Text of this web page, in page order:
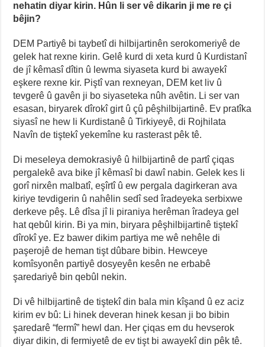
nehatin diyar kirin. Hûn li ser vê dikarin ji me re çi
bêjin?
DEM Partiyê bi taybetî di hilbijartinên serokomeriyê de
gelek hat rexne kirin. Gelê kurd di xeta kurd û Kurdistanî
de jî kêmasî dîtin û lewma siyaseta kurd bi awayekî
eşkere rexne kir. Piştî van rexneyan, DEM ket liv û
tevgerê û gavên ji bo siyaseteka nûh avêtin. Li ser van
esasan, biryarek dîrokî girt û çû pêşhilbijartinê. Ev pratîka
siyasî ne hew li Kurdistanê û Tirkiyeyê, di Rojhilata
Navîn de tiştekî yekemîne ku rasterast pêk tê.
Di meseleya demokrasiyê û hilbijartinê de partî çiqas
pergalekê ava bike jî kêmasî bi dawî nabin. Gelek kes li
gorî nirxên malbatî, eşîrtî û ew pergala dagirkeran ava
kiriye tevdigerin û nahêlin sedî sed îradeyeka serbixwe
derkeve pêş. Lê dîsa jî li piraniya herêman îradeya gel
hat qebûl kirin. Bi ya min, biryara pêşhilbijartinê tiştekî
dîrokî ye. Ez bawer dikim partiya me wê nehêle di
paşerojê de heman tişt dûbare bibin. Hewceye
komîsyonên partiyê dosyeyên kesên ne erbabê
şaredariyê bin qebûl nekin.
Di vê hilbijartinê de tiştekî din bala min kîşand û ez aciz
kirim ev bû: Li hinek deveran hinek kesan ji bo bibin
şaredarê “fermî” hewl dan. Her çiqas em du hevserok
diyar dikin, di fermiyetê de ev tişt bi awayekî din pêk tê.